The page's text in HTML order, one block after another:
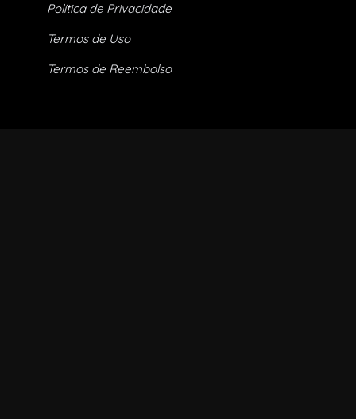
Política de Privacidade
Termos de Uso
Termos de Reembolso